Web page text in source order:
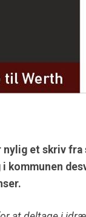
et skriv
kommunen